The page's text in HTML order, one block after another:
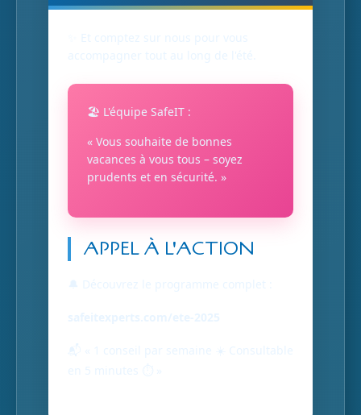
🏖️ L'équipe SafeIT :
« Vous souhaite de bonnes
vacances à vous tous – soyez
prudents et en sécurité. »
APPEL À L'ACTION